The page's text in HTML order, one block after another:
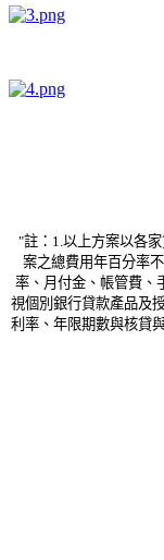
"註：1.以上方案以各
案之總費用年百分率
率、月付金、帳管費、
視個別銀行貸款產品及
利率、年限期數與核貸